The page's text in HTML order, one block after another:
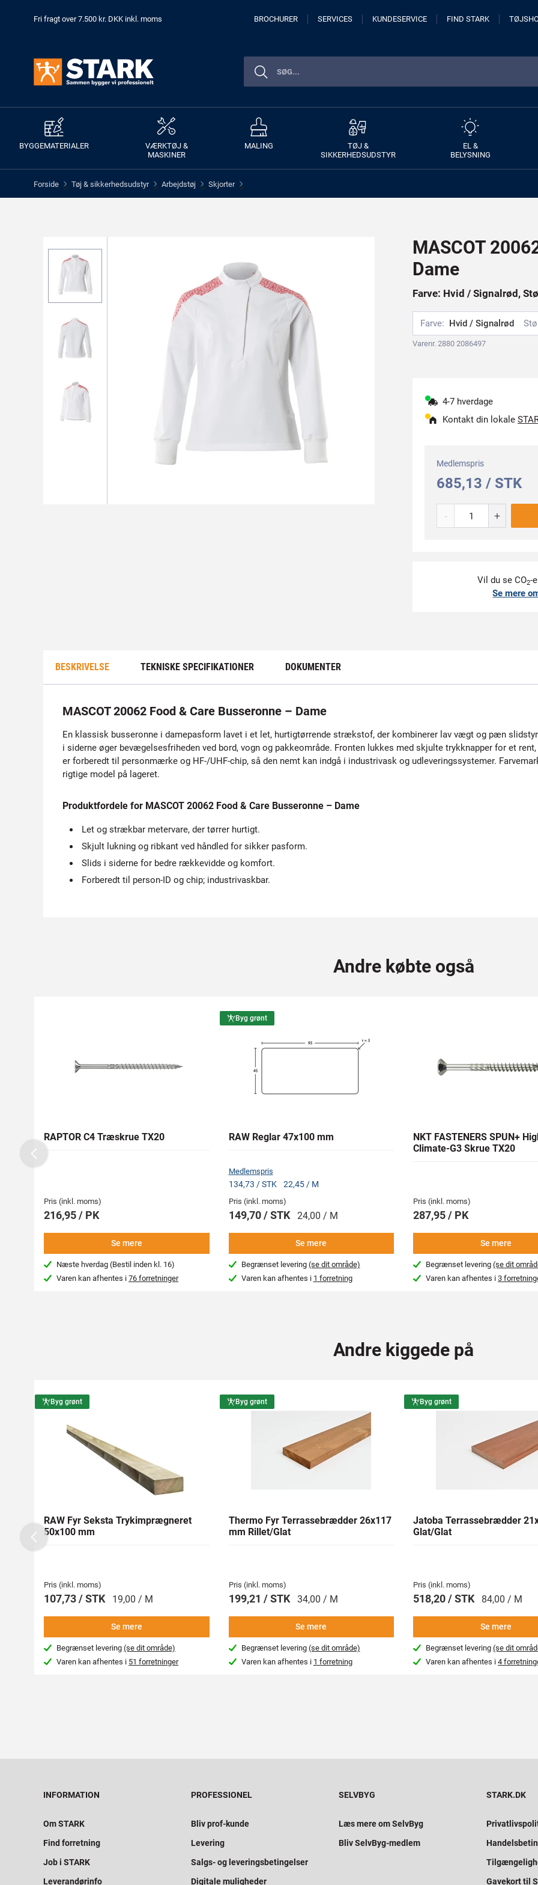
Fri fragt over 7.500 kr. DKK inkl. moms BROCHURER SERVICES KUNDESERVICE FIND STARK
BYGGEMATERIALER
VÆRKTØJ &
MASKINER
MALING
TØJ &
SIKKERHEDSUDSTYR
EL &
BELYSNING
Forside > Tøj & sikkerhedsudstyr > Arbejdstøj > Skjorter >
MASCOT
Dame
Farve: Hvid / Signalrød,
Farve: Hvid / Signalrød
Varenr. 2880 2086497
4-7 hverdage
Kontakt din lokale
Medlemspris
685,13 / STK
- +
Vil du se CO2-
Se mere
BESKRIVELSE TEKNISKE SPECIFIKATIONER DOKUMENTER
MASCOT 20062 Food & Care Busseronne – Dame
En klassisk busseronne i damepasform lavet i et let, hurtigtørrende strækstof, der kombinerer lav vægt og pæn
i siderne øger bevægelsesfriheden ved bord, vogn og pakkeområde. Fronten lukkes med skjulte trykknapper for et
er forberedt til personmærke og HF-/UHF-chip, så den nemt kan indgå i industrivask og udleveringssystemer.
rigtige model på lageret.
Produktfordele for MASCOT 20062 Food & Care Busseronne – Dame
Let og strækbar metervare, der tørrer hurtigt.
Skjult lukning og ribkant ved håndled for sikker pasform.
Slids i siderne for bedre rækkevidde og komfort.
Forberedt til person-ID og chip; industrivaskbar.
Andre købte også
RAPTOR C4 Træskrue TX20
Pris (inkl. moms)
216,95 / PK
Se mere
Næste hverdag (Bestil inden kl. 16)
Varen kan afhentes i76 forretninger
Byg grønt
RAW Reglar 47x100 mm
Medlemspris
134,73 / STK 22,45 / M
Pris (inkl. moms)
149,70 / STK 24,00 / M
Se mere
Begrænset levering (se dit område)
Varen kan afhentes i 1 forretning
NKT FASTENERS SPUN+
Climate-G3 Skrue TX20
Pris (inkl. moms)
287,95 / PK
Se mere
Begrænset levering(se dit
Varen kan afhentes i3
Previous
Andre kiggede på
Byg grønt
RAW Fyr Seksta Trykimprægneret
50x100 mm
Pris (inkl. moms)
107,73 / STK 19,00 / M
Se mere
Begrænset levering(se dit område)
Varen kan afhentes i 51 forretninger
Byg grønt
Thermo Fyr Terrassebrædder 26x117
mm Rillet/Glat
Pris (inkl. moms)
199,21 / STK 34,00 / M
Se mere
Begrænset levering (se dit område)
Varen kan afhentes i 1 forretning
Byg grønt
Jatoba Terrassebrædder
Glat/Glat
Pris (inkl. moms)
518,20 / STK 84,00 / M
Se mere
Begrænset levering(se dit
Varen kan afhentes i4
Previous
INFORMATION
Om STARK
Find forretning
Job i STARK
Leverandørinfo
PROFESSIONEL
Bliv prof-kunde
Levering
Salgs- og leveringsbetingelser
Digitale muligheder
SELVBYG
Læs mere om SelvByg
Bliv SelvByg-medlem
STARK.DK
Gavekort til